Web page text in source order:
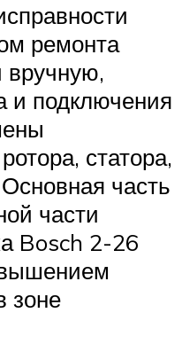
ремонта
вручную,
и подключения
статора,
часть
части
Bosch 2-26
зоне